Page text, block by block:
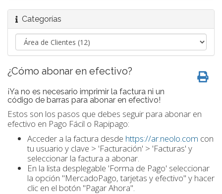
Categorías
¿Cómo abonar en efectivo?
¡Ya no es necesario imprimir la factura ni un
código de barras para abonar en efectivo!
Estos son los pasos que debes seguir para abonar en
efectivo en Pago Fácil o Rapipago:
Acceder a la factura desde https://ar.neolo.com con
tu usuario y clave > 'Facturación' > 'Facturas' y
seleccionar la factura a abonar.
En la lista desplegable 'Forma de Pago' seleccionar
la opción "MercadoPago, tarjetas y efectivo" y hacer
clic en el botón "Pagar Ahora".